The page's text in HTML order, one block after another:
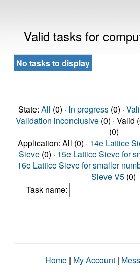
Valid tasks for
No tasks to display
State: All (0) · In progress(0) ·
Validation inconclusive(0) · Valid
(0)
Application: All (0) · 14e Lattice
Sieve (0) · 15e Lattice Sieve for
16e Lattice Sieve for smaller
Sieve V5 (0)
Task name:
Home | My Account |